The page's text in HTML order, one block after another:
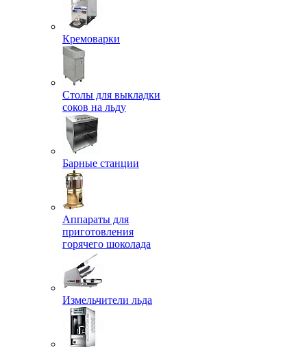
Кремоварки
Столы для выкладки
соков на льду
Барные станции
Аппараты для
приготовления
горячего шоколада
Измельчители льда